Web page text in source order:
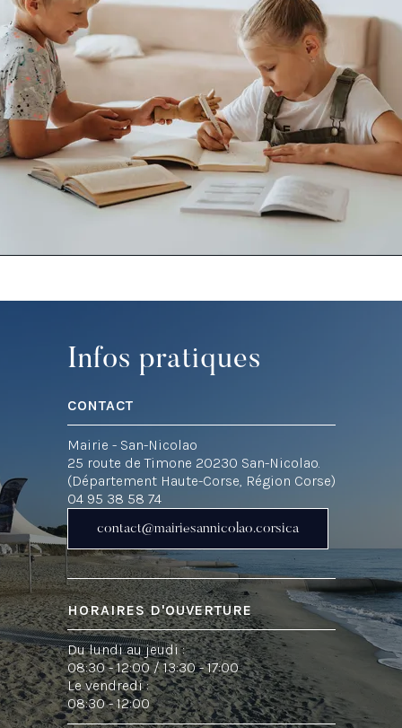
Infos pratiques
CONTACT
Mairie - San-Nicolao
25 route de Timone 20230 San-Nicolao.
(Département Haute-Corse, Région Corse)
04 95 38 58 74
HORAIRES D'OUVERTURE
Du lundi au jeudi :
08:30 - 12:00 / 13:30 - 17:00
Le vendredi :
08:30 - 12:00